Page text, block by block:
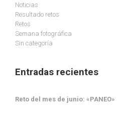
Noticias
Resultado retos
Retos
Semana fotográfica
Sin categoría
Entradas recientes
Reto del mes de junio: «PANEO»